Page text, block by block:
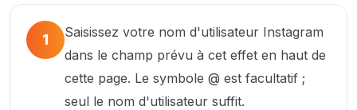
1
Saisissez votre nom d'utilisateur Instagram
dans le champ prévu à cet effet en haut de
cette page. Le symbole @ est facultatif ;
seul le nom d'utilisateur suffit.